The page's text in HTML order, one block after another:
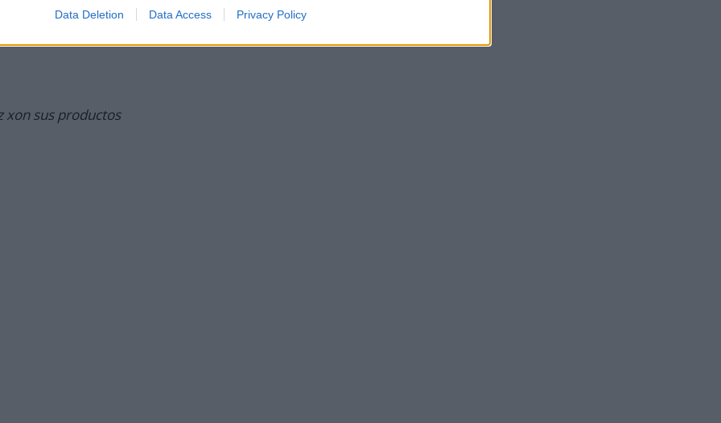
Data Deletion Data Access Privacy Policy
probaria con mi sobrinita
xon sus productos